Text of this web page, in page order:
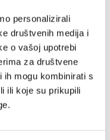
personalizirali
društvenih medija i
o vašoj upotrebi
za društvene
ih mogu kombinirati s
ili koje su prikupili
niti za
poveznicama.
kao i bilo koji dio
se reproducirati,
u komercijalne svrhe.